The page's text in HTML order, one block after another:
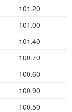
101.20
101.00
101.40
100.70
100.60
100.90
100.50